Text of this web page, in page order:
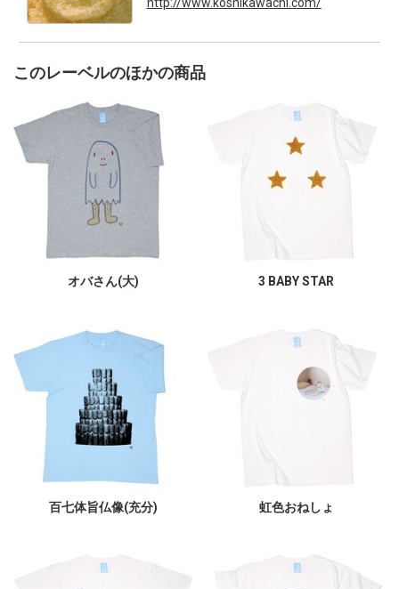
このレーベルのほかの商品
オバさん(大) 3 BABY STAR
百七体旨仏像(充分) 虹色おねしょ